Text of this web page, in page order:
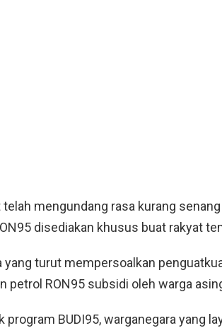
mengundang rasa kurang
disediakan khusus buat rakyat
yang turut mempersoalkan
petrol RON95 subsidi oleh warga
program BUDI95, warganegara yang